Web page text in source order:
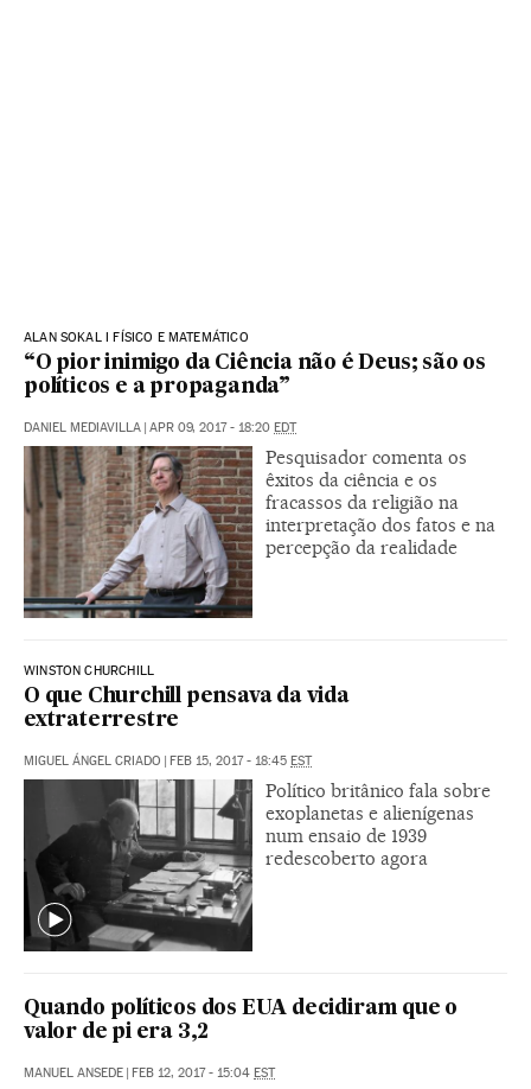
ALAN SOKAL I FÍSICO E MATEMÁTICO
“O pior inimigo da Ciência não é Deus; são os
políticos e a propaganda”
DANIEL MEDIAVILLA | APR 09, 2017 - 18:20 EDT
Pesquisador comenta os
êxitos da ciência e os
fracassos da religião na
interpretação dos fatos e na
percepção da realidade
WINSTON CHURCHILL
O que Churchill pensava da vida
extraterrestre
MIGUEL ÁNGEL CRIADO | FEB 15, 2017 - 18:45 EST
Político britânico fala sobre
exoplanetas e alienígenas
num ensaio de 1939
redescoberto agora
Quando políticos dos EUA decidiram que o
valor de pi era 3,2
MANUEL ANSEDE | FEB 12, 2017 - 15:04 EST